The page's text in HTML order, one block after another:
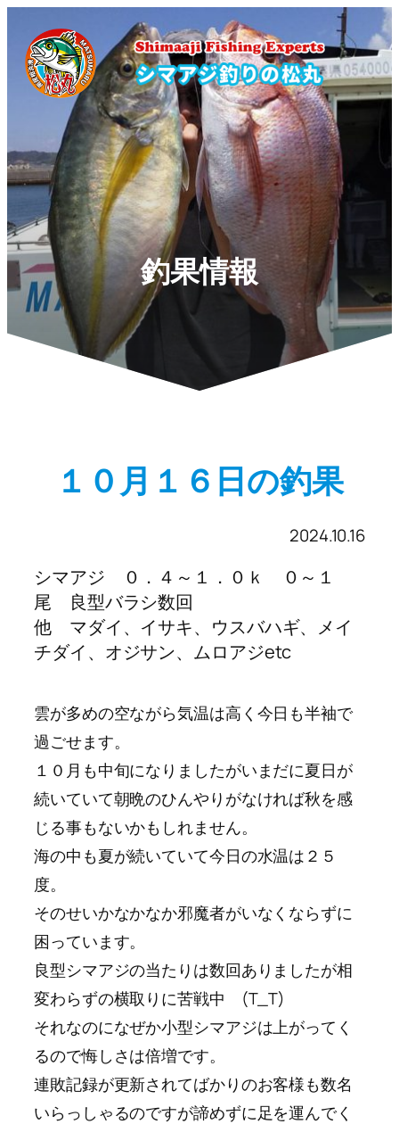
釣果情報
１０月１６日の釣果
2024.10.16
シマアジ ０．４～１．０ｋ ０～１
尾 良型バラシ数回
他 マダイ、イサキ、ウスバハギ、メイ
チダイ、オジサン、ムロアジetc
雲が多めの空ながら気温は高く今日も半袖で
過ごせます。
１０月も中旬になりましたがいまだに夏日が
続いていて朝晩のひんやりがなければ秋を感
じる事もないかもしれません。
海の中も夏が続いていて今日の水温は２５
度。
そのせいかなかなか邪魔者がいなくならずに
困っています。
良型シマアジの当たりは数回ありましたが相
変わらずの横取りに苦戦中 (T_T)
それなのになぜか小型シマアジは上がってく
るので悔しさは倍増です。
連敗記録が更新されてばかりのお客様も数名
いらっしゃるのですが諦めずに足を運んでく